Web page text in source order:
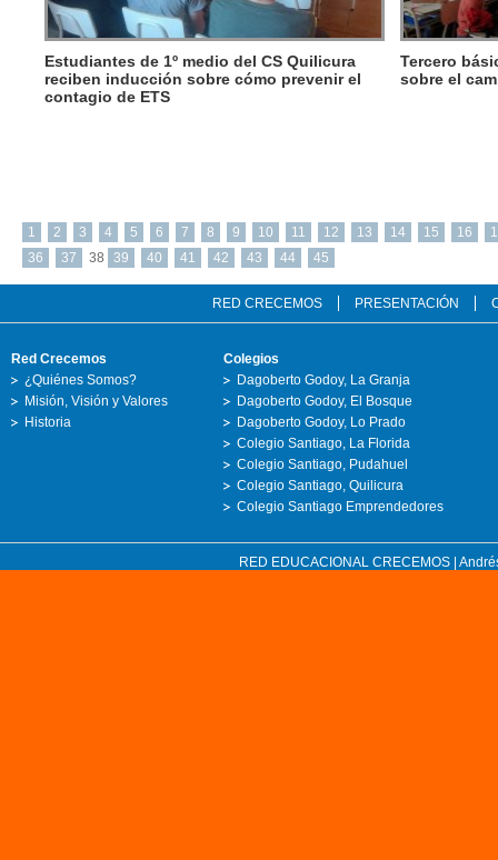
Estudiantes de 1º medio del CS Quilicura
reciben inducción sobre cómo prevenir el
contagio de ETS
Tercero
sobre el
1 2 3 4 5 6 7 8 9 10 11 12 13 14 15 16
36
37 38 39 40 41 42 43 44 45
RED CRECEMOS PRESENTACIÓN
Red Crecemos
¿Quiénes Somos?
Misión, Visión y Valores
Historia
Colegios
Dagoberto Godoy, La Granja
Dagoberto Godoy, El Bosque
Dagoberto Godoy, Lo Prado
Colegio Santiago, La Florida
Colegio Santiago, Pudahuel
Colegio Santiago, Quilicura
Colegio Santiago Emprendedores
RED EDUCACIONAL CRECEMOS |